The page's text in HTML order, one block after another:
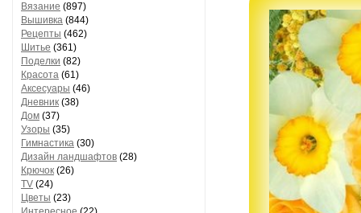
Вязание (897)
Вышивка (844)
Рецепты (462)
Шитье (361)
Поделки (82)
Красота (61)
Аксесуары (46)
Дневник (38)
Дом (37)
Узоры (35)
Гимнастика (30)
Дизайн ландшафтов (28)
Крючок (26)
TV (24)
Цветы (23)